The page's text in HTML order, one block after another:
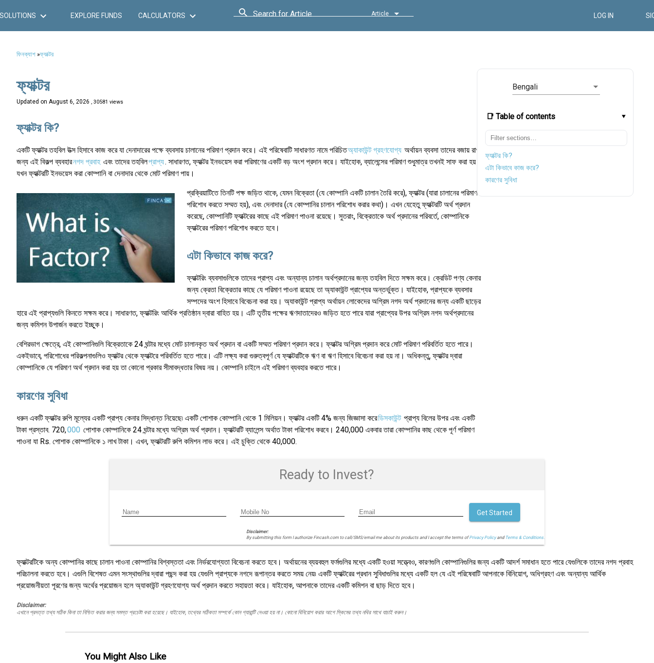
SOLUTIONS EXPLORE FUNDS CALCULATORS Search for Article Article LOG IN
ফিনক্যাশ»ফ্যাক্টর
Bengali
📑 Table of contents
ফ্যাক্টর কি?
এটা কিভাবে কাজ করে?
কারণের সুবিধা
ফ্যাক্টর
Updated on August 6, 2026 , 30581 views
ফ্যাক্টর কি?
একটি ফ্যাক্টর তহবিল উত্স হিসাবে কাজ করে যা দেনাদারের পক্ষে ব্যবসায় চালানের পরিমাণ প্রদান করে। এই পরিষেবাটি সাধারণত নামে পরিচিতঅ্যাকাউন্ট গ্রহণযোগ্য অর্থায়ন ব্যবসা তাদের বজায় রাখার
জন্য এই বিকল্প ব্যবহারনগদ প্রবাহ এবং তাদের তহবিলপ্রাপ্য. সাধারণত, ফ্যাক্টর ইনভয়েস করা পরিমাণের একটি বড় অংশ প্রদান করে। যাইহোক, ব্যালেন্সের পরিমাণ শুধুমাত্র তখনই সাফ করা হয়
যখন ফ্যাক্টরটি ইনভয়েস করা কোম্পানি বা দেনাদার থেকে মোট পরিমাণ পায়।
প্রক্রিয়াটিতে তিনটি পক্ষ জড়িত থাকে, যেমন বিক্রেতা (যে কোম্পানি একটি চালান তৈরি করে), ফ্যাক্টর (যারা চালানের পরিমাণ
পরিশোধ করতে সম্মত হয়), এবং দেনাদার (যে কোম্পানির চালান পরিশোধ করার কথা)। এখন যেহেতু ফ্যাক্টরটি অর্থ প্রদান
করেছে, কোম্পানিটি ফ্যাক্টরের কাছে এই পরিমাণ পাওনা রয়েছে। সুতরাং, বিক্রেতাকে অর্থ প্রদানের পরিবর্তে, কোম্পানিকে
ফ্যাক্টরের পরিমাণ পরিশোধ করতে হবে।
এটা কিভাবে কাজ করে?
ফ্যাক্টরিং ব্যবসাগুলিকে তাদের প্রাপ্য এবং অন্যান্য চালান অর্থপ্রদানের জন্য তহবিল দিতে সক্ষম করে। ক্রেডিট পণ্য কেনার
জন্য ক্রেতা বিক্রেতার কাছে যে পরিমাণ পাওনা রয়েছে তা অ্যাকাউন্ট প্রাপ্যের অন্তর্ভুক্ত। যাইহোক, প্রাপ্যকে ব্যবসার
সম্পদের অংশ হিসাবে বিবেচনা করা হয়। অ্যাকাউন্ট প্রাপ্য অর্থায়ন লোকেদের অগ্রিম নগদ অর্থ প্রদানের জন্য একটি ছাড়ের
হারে এই প্রাপ্যগুলি কিনতে সক্ষম করে। সাধারণত, ফ্যাক্টরিং আর্থিক প্রতিষ্ঠান দ্বারা বাহিত হয়। এটি তৃতীয় পক্ষের ঋণদাতাদেরও জড়িত হতে পারে যারা প্রাপ্যের উপর অগ্রিম নগদ অর্থপ্রদানের
জন্য কমিশন উপার্জন করতে ইচ্ছুক।
বেশিরভাগ ক্ষেত্রে, এই কোম্পানিগুলি বিক্রেতাকে 24 ঘন্টার মধ্যে মোট চালানকৃত অর্থ প্রদান বা একটি সম্মত পরিমাণ প্রদান করে। ফ্যাক্টর অগ্রিম প্রদান করে মোট পরিমাণ পরিবর্তিত হতে পারে।
একইভাবে, পরিশোধের পরিকল্পনাগুলিও ফ্যাক্টর থেকে ফ্যাক্টরে পরিবর্তিত হতে পারে। এটি লক্ষ্য করা গুরুত্বপূর্ণ যে ফ্যাক্টরটিকে ঋণ বা ঋণ হিসাবে বিবেচনা করা হয় না। অধিকন্তু, ফ্যাক্টর দ্বারা
কোম্পানিকে যে পরিমাণ অর্থ প্রদান করা হয় তা কোনো প্রকার সীমাবদ্ধতার বিষয় নয়। কোম্পানি চাইলে এই পরিমাণ ব্যবহার করতে পারে।
কারণের সুবিধা
ধরুন একটি ফ্যাক্টর রুপি মূল্যের একটি প্রাপ্য কেনার সিদ্ধান্ত নিয়েছে৷ একটি পোশাক কোম্পানি থেকে 1 মিলিয়ন। ফ্যাক্টর একটি 4% জন্য জিজ্ঞাসা করেডিসকাউন্ট প্রাপ্য বিলের উপর এবং একটি
টাকা প্রস্তাব. 720,000 পোশাক কোম্পানিকে 24 ঘন্টার মধ্যে অগ্রিম অর্থ প্রদান। ফ্যাক্টরটি ব্যালেন্স অর্থাত টাকা পরিশোধ করবে। 240,000 একবার তারা কোম্পানির কাছ থেকে পূর্ণ পরিমাণ
পাওনা যা Rs. পোশাক কোম্পানিকে ১ লাখ টাকা। এখন, ফ্যাক্টরটি রুপি কমিশন লাভ করে। এই চুক্তি থেকে 40,000.
Ready to Invest?
Disclaimer:
By submitting this form I authorize Fincash.com to call/SMS/email me about its products and I accept the terms ofPrivacy Policyand Terms & Conditions.
Get Started
ফ্যাক্টরটিকে অন্য কোম্পানির কাছে চালান পাওনা কোম্পানির বিশ্বস্ততা এবং নির্ভরযোগ্যতা বিবেচনা করতে হবে। অর্থায়নের ব্যয়বহুল ফর্মগুলির মধ্যে একটি হওয়া সত্ত্বেও, কারণগুলি কোম্পানিগুলির জন্য একটি আদর্শ সমাধান হতে পারে যেগুলিকে তাদের নগদ প্রবাহ
পরিচালনা করতে হবে। এগুলি বিশেষত এমন সংস্থাগুলির দ্বারা পছন্দ করা হয় যেগুলি প্রাপ্যকে নগদে রূপান্তর করতে সময় নেয়৷ একটি ফ্যাক্টরের প্রধান সুবিধাগুলির মধ্যে একটি হল যে এই পরিষেবাটি আপনাকে বিনিয়োগ, অধিগ্রহণ এবং অন্যান্য আর্থিক
প্রয়োজনীয়তা পূরণের জন্য অর্থের প্রয়োজন হলে অ্যাকাউন্ট গ্রহণযোগ্য অর্থ প্রদান করতে সহায়তা করে। যাইহোক, আপনাকে তাদের একটি কমিশন বা ছাড় দিতে হবে।
Disclaimer:
এখানে প্রদত্ত তথ্য সঠিক কিনা তা নিশ্চিত করার জন্য সমস্ত প্রচেষ্টা করা হয়েছে। যাইহোক, তথ্যের সঠিকতা সম্পর্কে কোন গ্যারান্টি দেওয়া হয় না। কোনো বিনিয়োগ করার আগে স্কিমের তথ্য নথির সাথে যাচাই করুন।
You Might Also Like